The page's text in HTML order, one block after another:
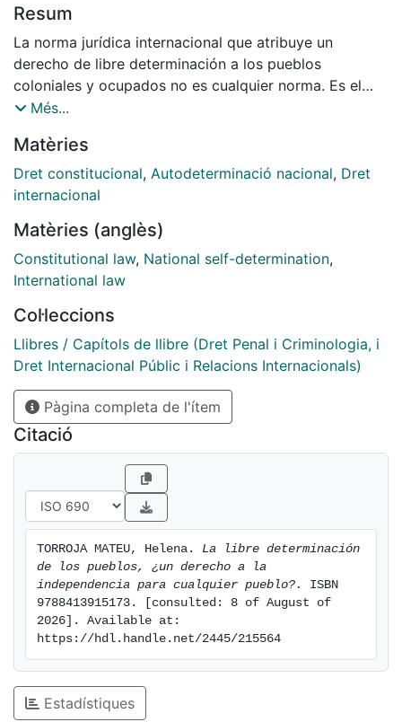
Resum
La norma jurídica internacional que atribuye un
derecho de libre determinación a los pueblos
coloniales y ocupados no es cualquier norma. Es el
contenido básico de un principio esencial del sistema
primera vez en la historia, en 1960. Como tal, es de
rango imperativo -ius cogens- y por tanto de obligado
cumplimiento para todos los Estados de la sociedad
particularizada de su consentimiento, y solo
modificable o derogable por una norma del mismo
rango imperativo. No estamos ante una norma de
consenso de los Estados, como lo son la mayoría de
las normas internacionales. Antes bien, el principio de
libre determinación de los pueblos forma parte de ese
núcleo duro de normas materiales esenciales del
Derecho internacional, que son un número reducido;
algo así como la parte material de la “constitución
invisible” que rige en la sociedad internacional1, de
cuyo contenido y modificación no pueden disponer a
discreción los Estados, principales sujetos jurídicos de
esa sociedad. Este es un aspecto fundamental que ha
y contenido de la norma, por lo que desde este
momento se quiere dejar indicado.
Més...
Matèries
Dret constitucional, Autodeterminació nacional, Dret
internacional
Matèries (anglès)
Constitutional law, National self-determination,
International law
Col·leccions
Llibres / Capítols de llibre (Dret Penal i Criminologia, i
Dret Internacional Públic i Relacions Internacionals)
Pàgina completa de l'ítem
Citació
TORROJA MATEU, Helena. La libre determinación
de los pueblos, ¿un derecho a la
independencia para cualquier pueblo?.
ISBN
9788413915173. [consulted: 8 of August of
2026]. Available at:
https://hdl.handle.net/2445/215564
Estadístiques